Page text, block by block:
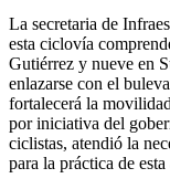
La secretaria de
esta ciclovía
Gutiérrez y nueve en
enlazarse con el
fortalecerá la
por iniciativa del
ciclistas, atendió la
para la práctica de